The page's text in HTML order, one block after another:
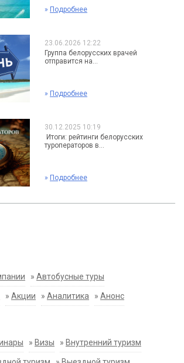
» Подробнее
23.06.2026 12:22
Группа белорусских врачей
отправится на...
» Подробнее
30.12.2025 10:19
Итоги: рейтинги белорусских
туроператоров в...
» Подробнее
» Автобусные туры
» Акции » Аналитика » Анонс
» Визы » Внутренний туризм